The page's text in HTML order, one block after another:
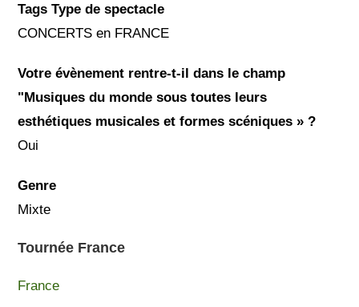
Tags Type de spectacle
CONCERTS en FRANCE
Votre évènement rentre-t-il dans le champ
"Musiques du monde sous toutes leurs
esthétiques musicales et formes scéniques » ?
Oui
Genre
Mixte
Tournée France
France